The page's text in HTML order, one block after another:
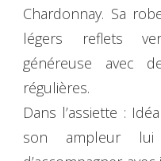
Chardonnay. Sa
légers reflets
généreuse avec
régulières.
Dans l’assiette :
son ampleur lui